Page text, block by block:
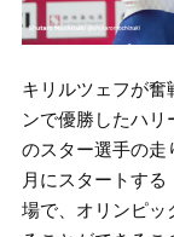
キリルツェフが奮
ンで優勝したハ
のスター選手の走
月にスタートす
場で、オリンピッ